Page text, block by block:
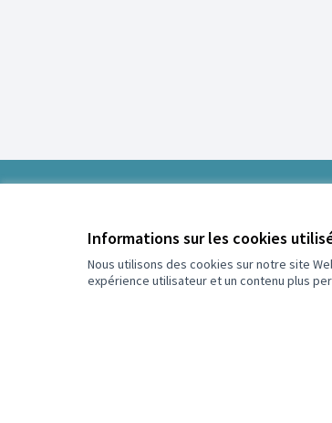
Informations sur les cookies
Nous utilisons des cookies sur notre site
expérience utilisateur et un contenu plus
Assigné